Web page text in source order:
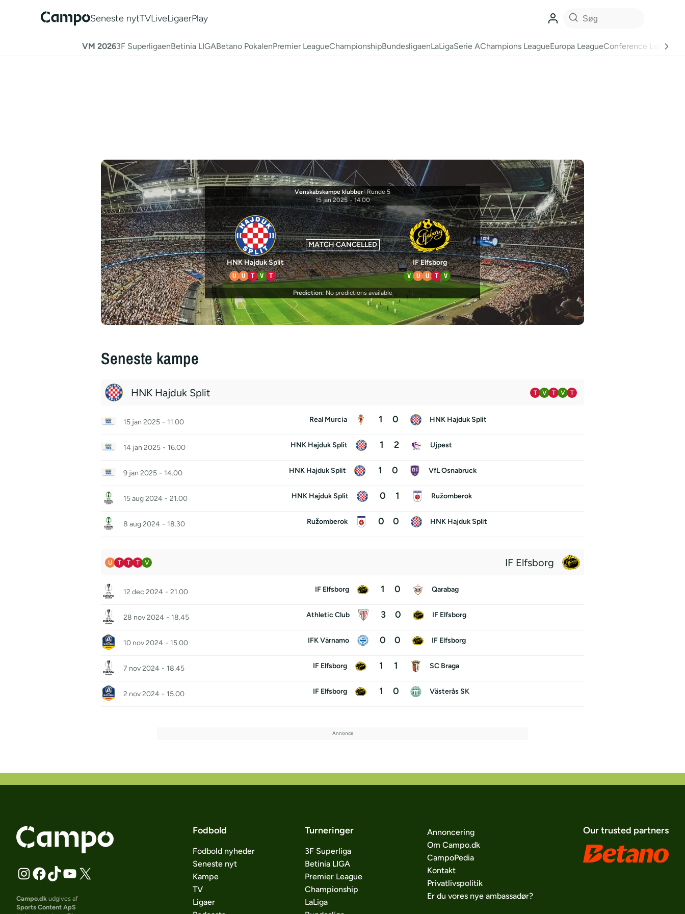
Seneste nytTVLiveLigaerPlay
VM 20263F SuperligaenBetinia LIGABetano PokalenPremier LeagueChampionshipBundesligaenLaLigaSerie AChampions LeagueEuropa LeagueConference League
Venskabskampe klubber | Runde 5
15 jan 2025 - 14.00
HNK Hajduk Split
U U T V T
MATCH CANCELLED
IF Elfsborg
V U U T V
Prediction: No predictions available
Seneste kampe
HNK Hajduk Split T V T V T
15 jan 2025 - 11.00 Real Murcia 1 0 HNK Hajduk Split
14 jan 2025 - 16.00 HNK Hajduk Split 1 2 Ujpest
9 jan 2025 - 14.00 HNK Hajduk Split 1 0 VfL Osnabruck
15 aug 2024 - 21.00 HNK Hajduk Split 0 1 Ružomberok
8 aug 2024 - 18.30 Ružomberok 0 0 HNK Hajduk Split
IF Elfsborg
U T T T V
12 dec 2024 - 21.00 IF Elfsborg 1 0 Qarabag
28 nov 2024 - 18.45 Athletic Club 3 0 IF Elfsborg
10 nov 2024 - 15.00 IFK Värnamo 0 0 IF Elfsborg
7 nov 2024 - 18.45 IF Elfsborg 1 1 SC Braga
2 nov 2024 - 15.00 IF Elfsborg 1 0 Västerås SK
Campo.dk udgives af
Sports Content ApS
Fodbold
Fodbold nyheder
Seneste nyt
Kampe
TV
Ligaer
Turneringer
3F Superliga
Betinia LIGA
Premier League
Championship
LaLiga
Annoncering
Om Campo.dk
CampoPedia
Kontakt
Privatlivspolitik
Er du vores nye ambassadør?
Our trusted partners